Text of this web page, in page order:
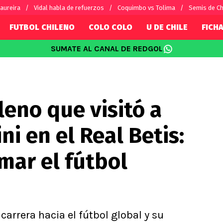
Vidal habla de refuerzos Coquimbo vs Tolima Semis de
por el mundo
Fútbol Argentino
Fútbol Brasileño
Premier
Serie A
FUTBOL CHILENO COLO COLO U DE CHILE
SUMATE AL CANAL DE REDGOL
que visitó a
en el Real Betis:
el fútbol
hacia el fútbol global y su